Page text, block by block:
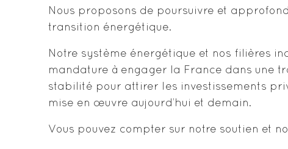
Nous proposons de poursuivre et
transition énergétique.
Notre système énergétique et nos filières
mandature à engager la France dans une
stabilité pour attirer les investissements
mise en œuvre aujourd’hui et demain.
Vous pouvez compter sur notre soutien et